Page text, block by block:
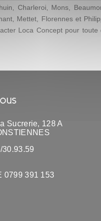
Charleroi, Mons,
Mettet, Florennes et
Loca Concept pour
Sucrerie, 128 A
30.93.59
0799 391 153